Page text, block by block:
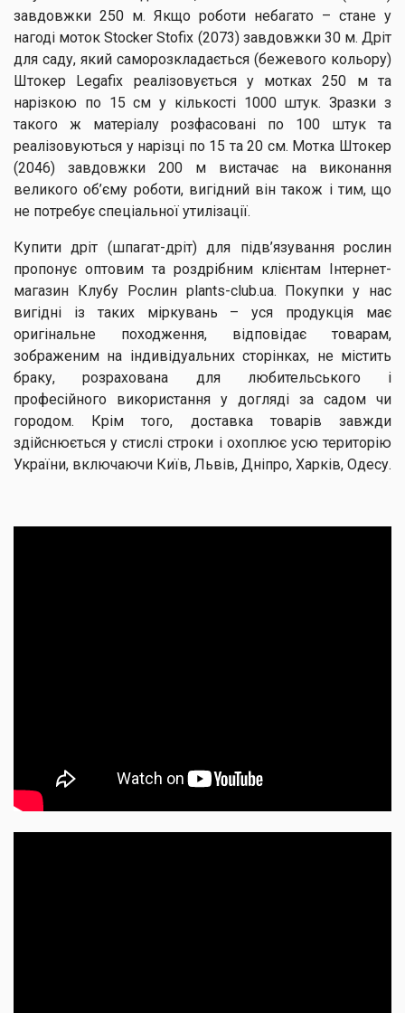
завдовжки 250 м. Якщо роботи небагато – стане у
нагоді моток Stocker Stofix (2073) завдовжки 30 м. Дріт
для саду, який саморозкладається (бежевого кольору)
Штокер Legafix реалізовується у мотках 250 м та
нарізкою по 15 см у кількості 1000 штук. Зразки з
такого ж матеріалу розфасовані по 100 штук та
реалізовуються у нарізці по 15 та 20 см. Мотка Штокер
(2046) завдовжки 200 м вистачає на виконання
великого об’єму роботи, вигідний він також і тим, що
не потребує спеціальної утилізації.
Купити дріт (шпагат-дріт) для підв’язування рослин
пропонує оптовим та роздрібним клієнтам Інтернет-
магазин Клубу Рослин plants-club.ua. Покупки у нас
вигідні із таких міркувань – уся продукція має
оригінальне походження, відповідає товарам,
зображеним на індивідуальних сторінках, не містить
браку, розрахована для любительського і
професійного використання у догляді за садом чи
городом. Крім того, доставка товарів завжди
здійснюється у стислі строки і охоплює усю територію
України, включаючи Київ, Львів, Дніпро, Харків, Одесу.